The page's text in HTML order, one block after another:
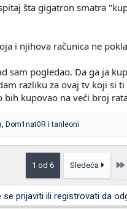
šta gigatron smatra
i njihova računica ne
sam pogledao. Da ga ja
razliku za ovaj tv koji si
bih kupovao na veći broj
Dom1nat0R itanleoni
1 od 6 Sledeća
se prijaviti ili registrovati da